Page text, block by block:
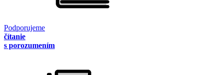
Podporujeme
čítanie
s porozumením